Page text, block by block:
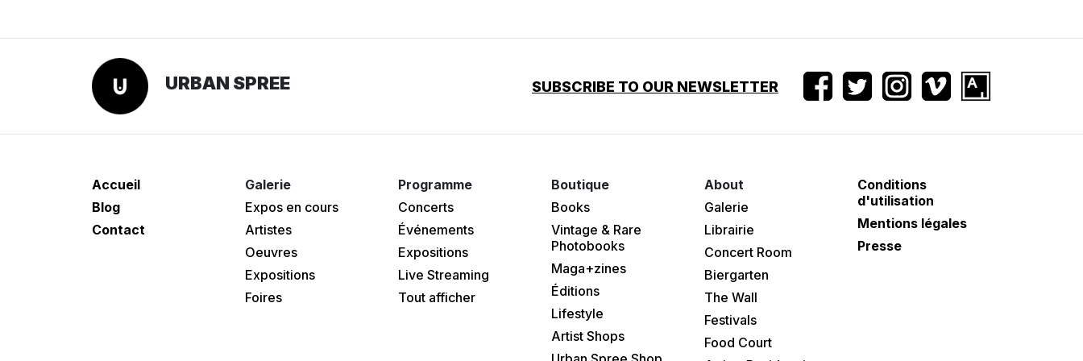
URBAN SPREE SUBSCRIBE TO OUR NEWSLETTER
Accueil
Blog
Contact
Galerie
Expos en cours
Artistes
Oeuvres
Expositions
Foires
Programme
Concerts
Événements
Expositions
Live Streaming
Tout afficher
Boutique
Books
Vintage & Rare
Photobooks
Maga+zines
Éditions
Lifestyle
Artist Shops
About
Galerie
Librairie
Concert Room
Biergarten
The Wall
Festivals
Food Court
Conditions
d'utilisation
Mentions légales
Presse